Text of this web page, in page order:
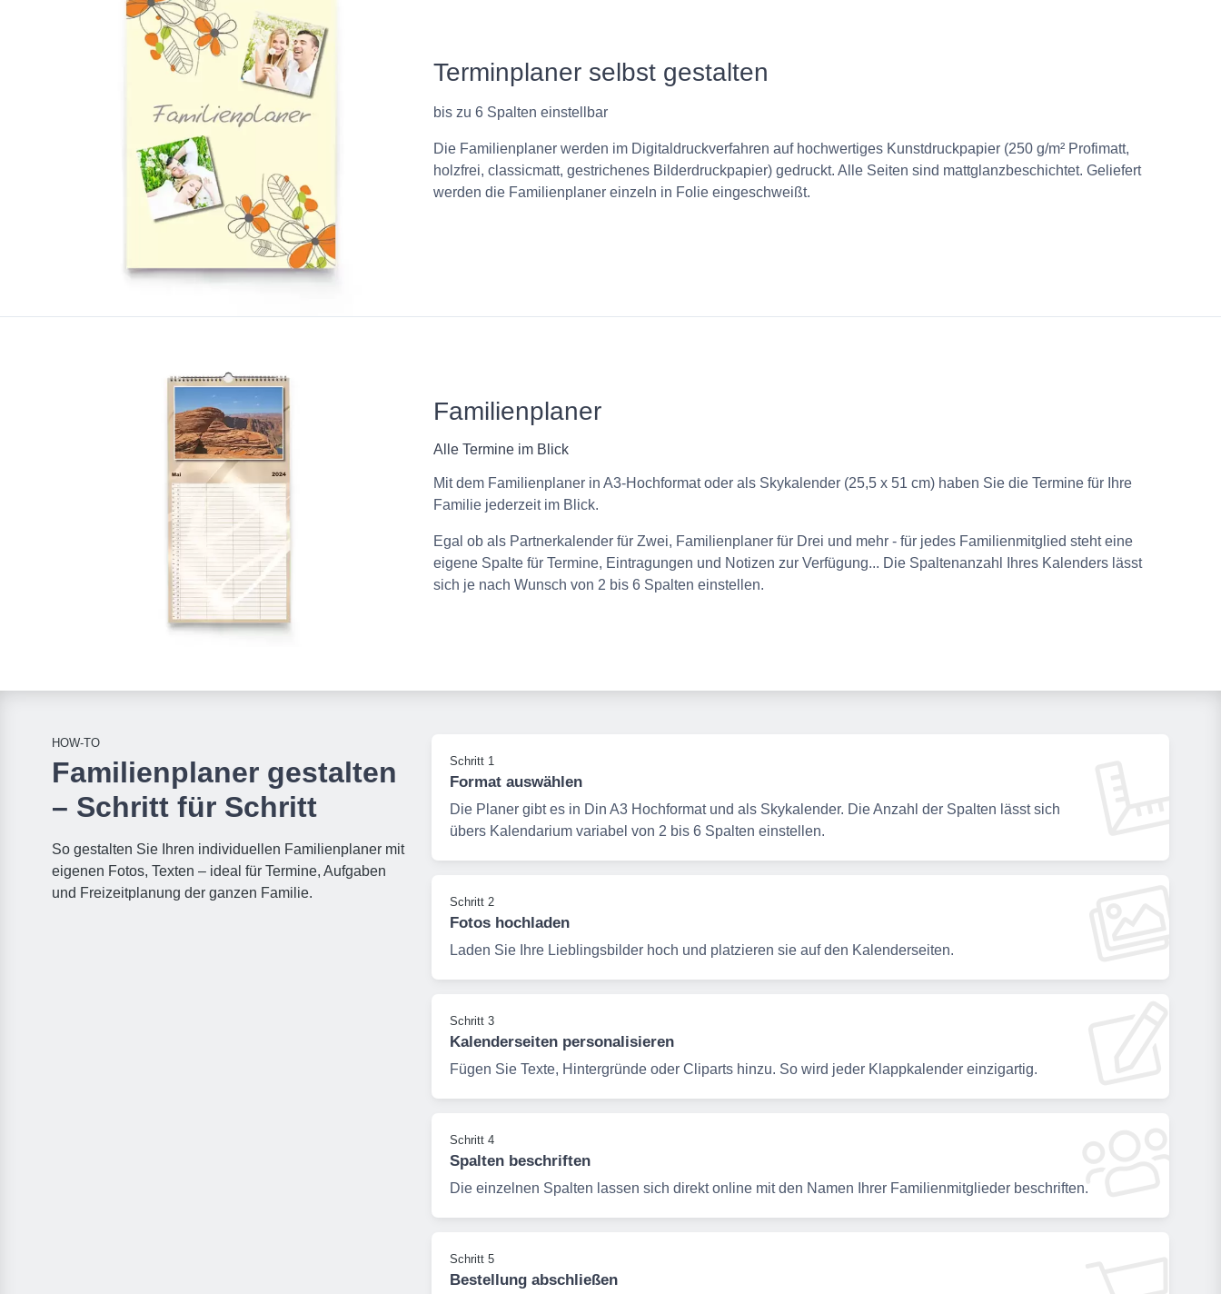
Terminplaner selbst gestalten
bis zu 6 Spalten einstellbar
Die Familienplaner werden im Digitaldruckverfahren auf hochwertiges Kunstdruckpapier (250 g/m² Profimatt,
holzfrei, classicmatt, gestrichenes Bilderdruckpapier) gedruckt. Alle Seiten sind mattglanzbeschichtet. Geliefert
werden die Familienplaner einzeln in Folie eingeschweißt.
Familienplaner
Alle Termine im Blick
Mit dem Familienplaner in A3-Hochformat oder als Skykalender (25,5 x 51 cm) haben Sie die Termine für Ihre
Familie jederzeit im Blick.
Egal ob als Partnerkalender für Zwei, Familienplaner für Drei und mehr - für jedes Familienmitglied steht eine
eigene Spalte für Termine, Eintragungen und Notizen zur Verfügung... Die Spaltenanzahl Ihres Kalenders lässt
sich je nach Wunsch von 2 bis 6 Spalten einstellen.
HOW‑TO
Familienplaner gestalten
– Schritt für Schritt
So gestalten Sie Ihren individuellen Familienplaner mit
eigenen Fotos, Texten – ideal für Termine, Aufgaben
und Freizeitplanung der ganzen Familie.
Schritt 1
Format auswählen
Die Planer gibt es in Din A3 Hochformat und als Skykalender. Die Anzahl der Spalten lässt sich
übers Kalendarium variabel von 2 bis 6 Spalten einstellen.
Schritt 2
Fotos hochladen
Laden Sie Ihre Lieblingsbilder hoch und platzieren sie auf den Kalenderseiten.
Schritt 3
Kalenderseiten personalisieren
Fügen Sie Texte, Hintergründe oder Cliparts hinzu. So wird jeder Klappkalender einzigartig.
Schritt 4
Spalten beschriften
Die einzelnen Spalten lassen sich direkt online mit den Namen Ihrer Familienmitglieder beschriften.
Schritt 5
Bestellung abschließen